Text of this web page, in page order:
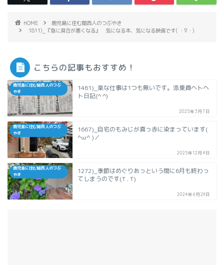
HOME
鹿児島に住む関西人のつぶやき
1811)_『急に具合が悪くなる』 気になる本、気になる映画です( ・∇・)
こちらの記事もおすすめ！
鹿児島に住む関西人のつぶ
やき
1461)_楽な仕事は1つも無いです。添乗員ヘトヘ
ト日記(^ ^)
2025年3月7日
鹿児島に住む関西人のつぶ
やき
1667)_自宅のもみじが真っ赤に染まっています(
^ω^ )／
2025年12月4日
鹿児島に住む関西人のつぶ
やき
1272)_季節はめぐりあっという間に6月も終わっ
てしまうのです(T . T)
2024年6月29日